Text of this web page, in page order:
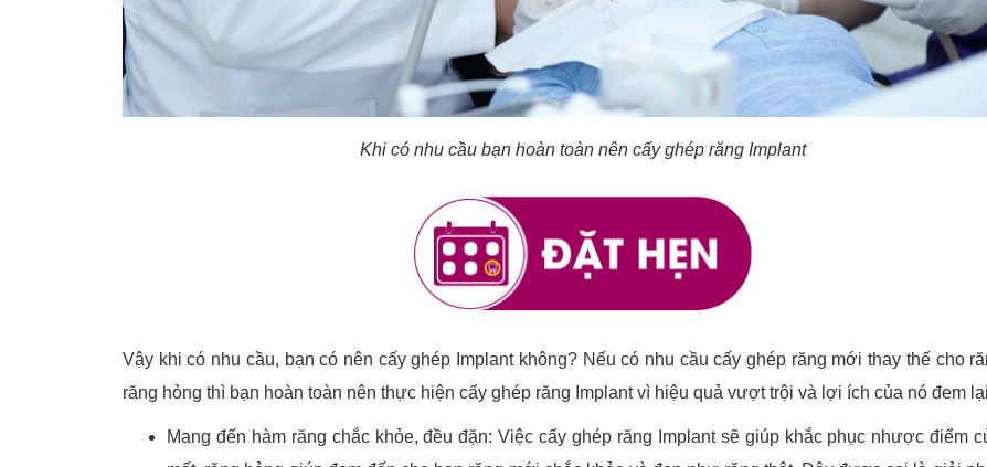
Khi có nhu cầu bạn hoàn toàn nên cấy ghép răng Implant
Vậy khi có nhu cầu, bạn có nên cấy ghép Implant không? Nếu có nhu cầu cấy ghép răng mới thay thế cho
răng hỏng thì bạn hoàn toàn nên thực hiện cấy ghép răng Implant vì hiệu quả vượt trội và lợi ích của nó đem
Mang đến hàm răng chắc khỏe, đều đặn: Việc cấy ghép răng Implant sẽ giúp khắc phục nhược điểm